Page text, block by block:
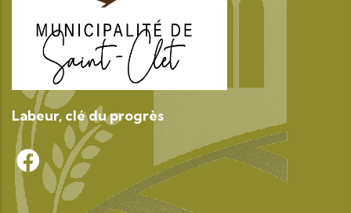
Labeur, clé du progrès